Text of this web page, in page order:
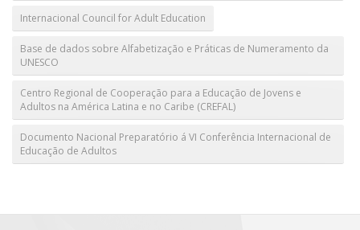
Internacional Council for Adult Education
Base de dados sobre Alfabetização e Práticas de Numeramento da
UNESCO
Centro Regional de Cooperação para a Educação de Jovens e
Adultos na América Latina e no Caribe (CREFAL)
Documento Nacional Preparatório á VI Conferência Internacional de
Educação de Adultos